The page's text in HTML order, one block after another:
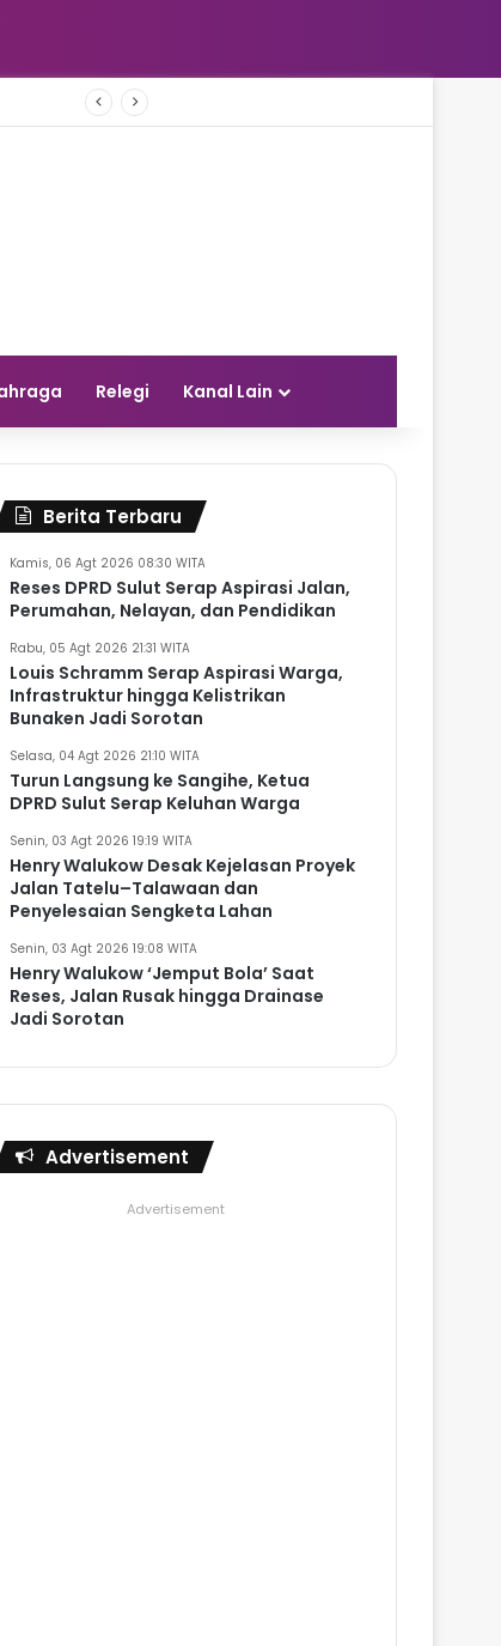
Relegi Kanal Lain
Berita Terbaru
Kamis, 06 Agt 2026 08:30 WITA
Reses DPRD Sulut Serap Aspirasi Jalan,
Perumahan, Nelayan, dan Pendidikan
Rabu, 05 Agt 2026 21:31 WITA
Louis Schramm Serap Aspirasi Warga,
Infrastruktur hingga Kelistrikan
Bunaken Jadi Sorotan
Selasa, 04 Agt 2026 21:10 WITA
Turun Langsung ke Sangihe, Ketua
DPRD Sulut Serap Keluhan Warga
Senin, 03 Agt 2026 19:19 WITA
Henry Walukow Desak Kejelasan Proyek
Jalan Tatelu–Talawaan dan
Penyelesaian Sengketa Lahan
Senin, 03 Agt 2026 19:08 WITA
Henry Walukow ‘Jemput Bola’ Saat
Reses, Jalan Rusak hingga Drainase
Jadi Sorotan
Advertisement
Advertisement